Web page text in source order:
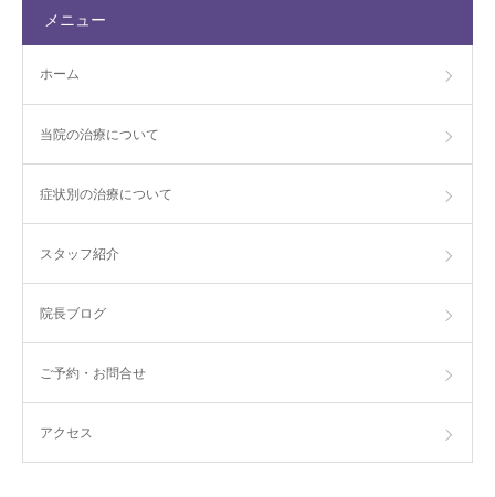
メニュー
ホーム
当院の治療について
症状別の治療について
スタッフ紹介
院長ブログ
ご予約・お問合せ
アクセス